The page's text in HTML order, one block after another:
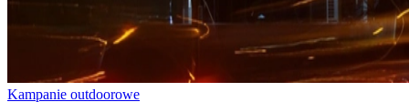
Kampanie outdoorowe